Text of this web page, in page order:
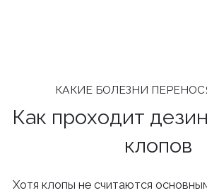
КАКИЕ БОЛЕЗНИ
Как проходит
клопов
Хотя клопы не считаются